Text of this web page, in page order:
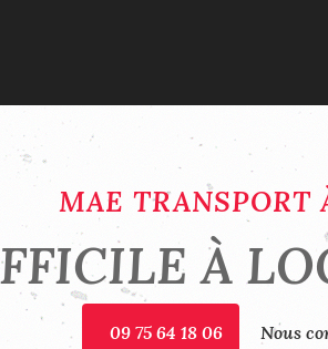
MAE TRANSPORT
À
09 75 64 18 06 Nous